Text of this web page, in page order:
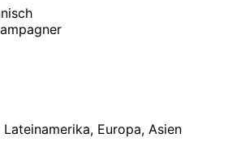
Lateinamerika, Europa, Asien